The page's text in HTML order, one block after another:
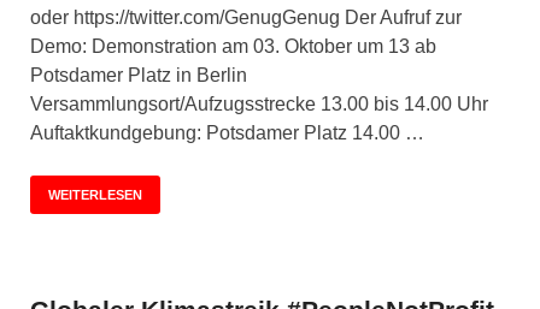
oder https://twitter.com/GenugGenug Der Aufruf zur
Demo: Demonstration am 03. Oktober um 13 ab
Potsdamer Platz in Berlin
Versammlungsort/Aufzugsstrecke 13.00 bis 14.00 Uhr
Auftaktkundgebung: Potsdamer Platz 14.00 …
WEITERLESEN